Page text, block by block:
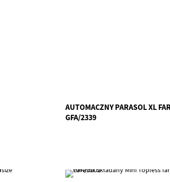
AUTOMACZNY PARASOL XL
GFA/2339